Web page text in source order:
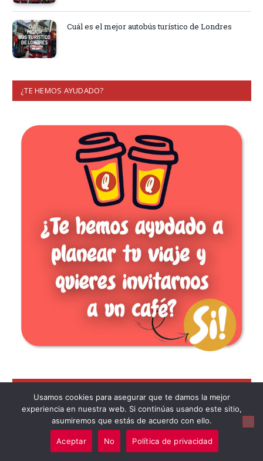
Cuál es el mejor autobús turístico de Londres
¿TE HEMOS AYUDADO?
AMY Y ALBERTOen
Palacio de Buckingham abierto al público en verano
Usamos cookies para asegurar que te damos la mejor
experiencia en nuestra web. Si continúas usando este sitio,
asumiremos que estás de acuerdo con ello.
Aceptar No Política de privacidad